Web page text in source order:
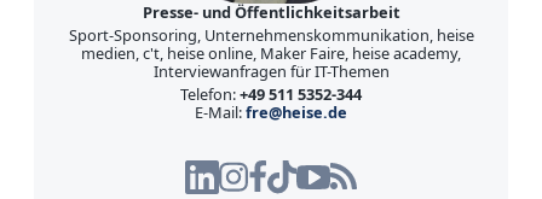
Presse- und Öffentlichkeitsarbeit
Sport-Sponsoring, Unternehmenskommunikation, heise
medien, c't, heise online, Maker Faire, heise academy,
Interviewanfragen für IT-Themen
Telefon:+49 511 5352-344
E-Mail:fre@heise.de